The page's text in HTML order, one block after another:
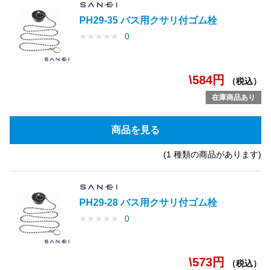
PH29-35 バス用クサリ付ゴム栓
★ ★ ★ ★ ★ 0
\584円 （税込）
在庫商品あり
商品を見る
(1 種類の商品があります)
PH29-28 バス用クサリ付ゴム栓
★ ★ ★ ★ ★ 0
\573円 （税込）